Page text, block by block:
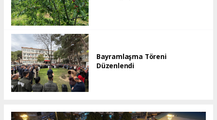
Bayramlaşma Töreni
Düzenlendi